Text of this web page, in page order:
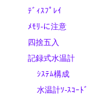
ﾃﾞｨｽﾌﾟﾚｲ
ﾒﾓﾘ-に注意
四捨五入
記録式水温計
ｼｽﾃﾑ構成
水温計ｿ-ｽｺｰﾄﾞ